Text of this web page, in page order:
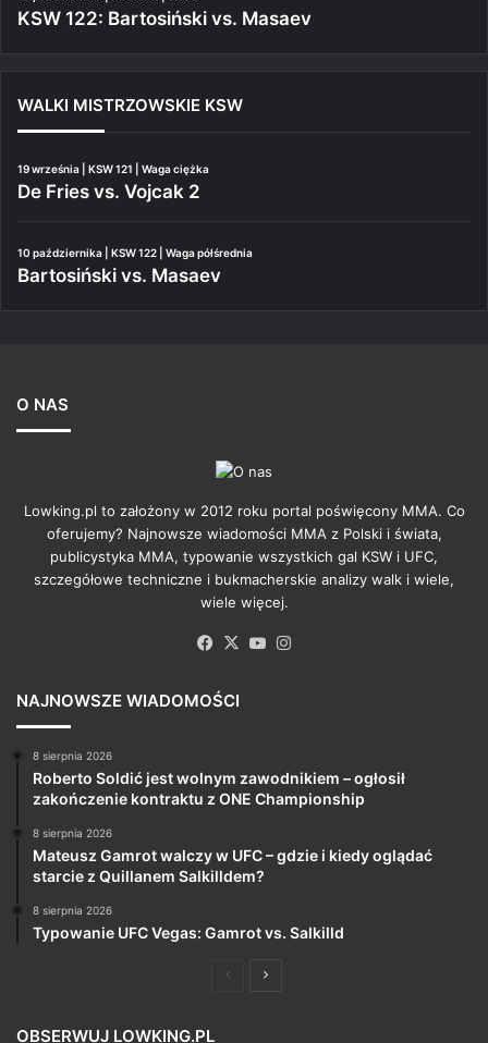
KSW 122: Bartosiński vs. Masaev
WALKI MISTRZOWSKIE KSW
19 września | KSW 121 | Waga ciężka
De Fries vs. Vojcak 2
10 października | KSW 122 | Waga półśrednia
Bartosiński vs. Masaev
O NAS
Lowking.pl to założony w 2012 roku portal poświęcony MMA. Co
oferujemy? Najnowsze wiadomości MMA z Polski i świata,
publicystyka MMA, typowanie wszystkich gal KSW i UFC,
szczegółowe techniczne i bukmacherskie analizy walk i wiele,
wiele więcej.
Facebook
X YouTube
NAJNOWSZE WIADOMOŚCI
8 sierpnia 2026
Roberto Soldić jest wolnym zawodnikiem – ogłosił
zakończenie kontraktu z ONE Championship
8 sierpnia 2026
Mateusz Gamrot walczy w UFC – gdzie i kiedy oglądać
starcie z Quillanem Salkilldem?
8 sierpnia 2026
Typowanie UFC Vegas: Gamrot vs. Salkilld
PoprzedniaNastępna
OBSERWUJ LOWKING.PL